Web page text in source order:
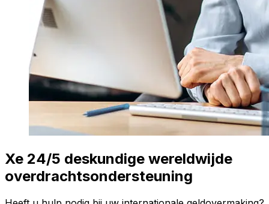
Xe 24/5 deskundige wereldwijde
overdrachtsondersteuning